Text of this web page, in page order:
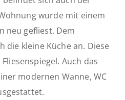
wurde mit einem
neu gefliest. Dem
die kleine Küche an. Diese
Auch das
modernen Wanne, WC